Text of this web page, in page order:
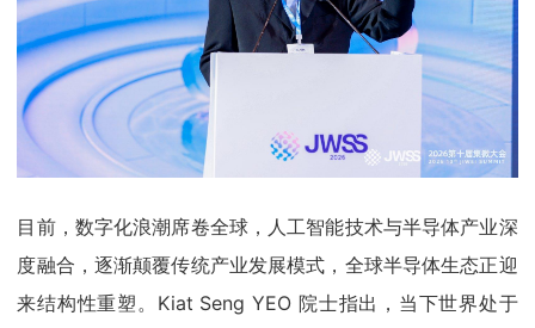
目前，数字化浪潮席卷全球，人工智能技术与半导体产业深
度融合，逐渐颠覆传统产业发展模式，全球半导体生态正迎
来结构性重塑。Kiat Seng YEO 院士指出，当下世界处于